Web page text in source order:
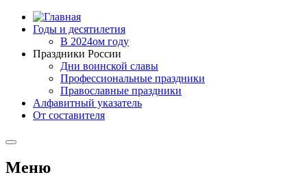
Годы и десятилетия
В 2024ом году
Праздники России
Дни воинской славы
Профессиональные праздники
Православные праздники
Алфавитный указатель
От составителя
Меню